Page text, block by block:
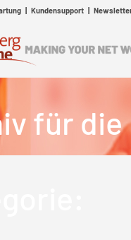
| Kundensupport|
für die